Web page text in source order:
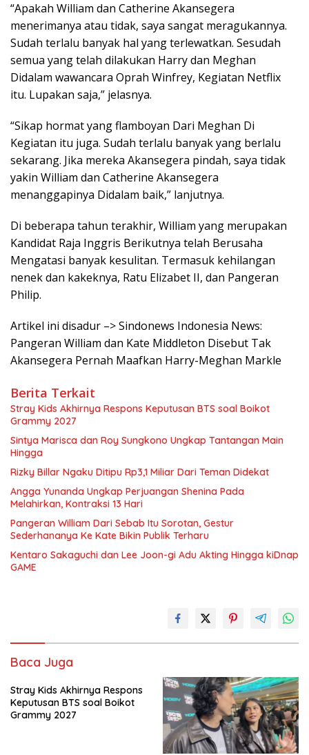
“Apakah William dan Catherine Akansegera
menerimanya atau tidak, saya sangat meragukannya.
Sudah terlalu banyak hal yang terlewatkan. Sesudah
semua yang telah dilakukan Harry dan Meghan
Didalam wawancara Oprah Winfrey, Kegiatan Netflix
itu. Lupakan saja,” jelasnya.
“Sikap hormat yang flamboyan Dari Meghan Di
Kegiatan itu juga. Sudah terlalu banyak yang berlalu
sekarang. Jika mereka Akansegera pindah, saya tidak
yakin William dan Catherine Akansegera
menanggapinya Didalam baik,” lanjutnya.
Di beberapa tahun terakhir, William yang merupakan
Kandidat Raja Inggris Berikutnya telah Berusaha
Mengatasi banyak kesulitan. Termasuk kehilangan
nenek dan kakeknya, Ratu Elizabet II, dan Pangeran
Philip.
Artikel ini disadur –> Sindonews Indonesia News:
Pangeran William dan Kate Middleton Disebut Tak
Akansegera Pernah Maafkan Harry-Meghan Markle
Berita Terkait
Stray Kids Akhirnya Respons Keputusan BTS soal Boikot
Grammy 2027
Sintya Marisca dan Roy Sungkono Ungkap Tantangan Main
Hingga
Rizky Billar Ngaku Ditipu Rp3,1 Miliar Dari Teman Didekat
Angga Yunanda Ungkap Perjuangan Shenina Pada
Melahirkan, Kontraksi 13 Hari
Pangeran William Dari Sebab Itu Sorotan, Gestur
Sederhananya Ke Kate Bikin Publik Terharu
Kentaro Sakaguchi dan Lee Joon-gi Adu Akting Hingga kiDnap
GAME
Baca Juga
Stray Kids Akhirnya Respons
Keputusan BTS soal Boikot
Grammy 2027